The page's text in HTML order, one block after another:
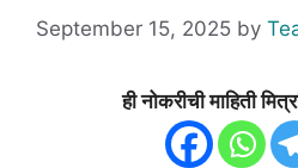
September 15, 2025 by
ही नोकरीची माहिती